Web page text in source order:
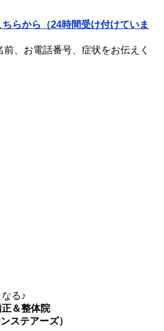
ちらから（24時間受け付けていま
、お電話番号、症状をお伝えく
る♪
＆整体院
ステアーズ）